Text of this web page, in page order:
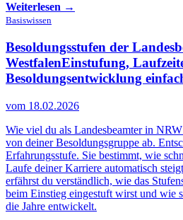
Weiterlesen →
Basiswissen
Besoldungsstufen der
WestfalenEinstufung,
Besoldungsentwicklung
vom 18.02.2026
Wie viel du als Landesbeamter in
von deiner Besoldungsgruppe ab.
Erfahrungsstufe. Sie bestimmt, wie
Laufe deiner Karriere automatisch
erfährst du verständlich, wie das
beim Einstieg eingestuft wirst und wie
die Jahre entwickelt.